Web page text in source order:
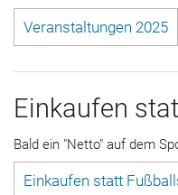
Veranstaltungen 2025
Einkaufen
Bald ein "Netto" auf dem
Einkaufen statt